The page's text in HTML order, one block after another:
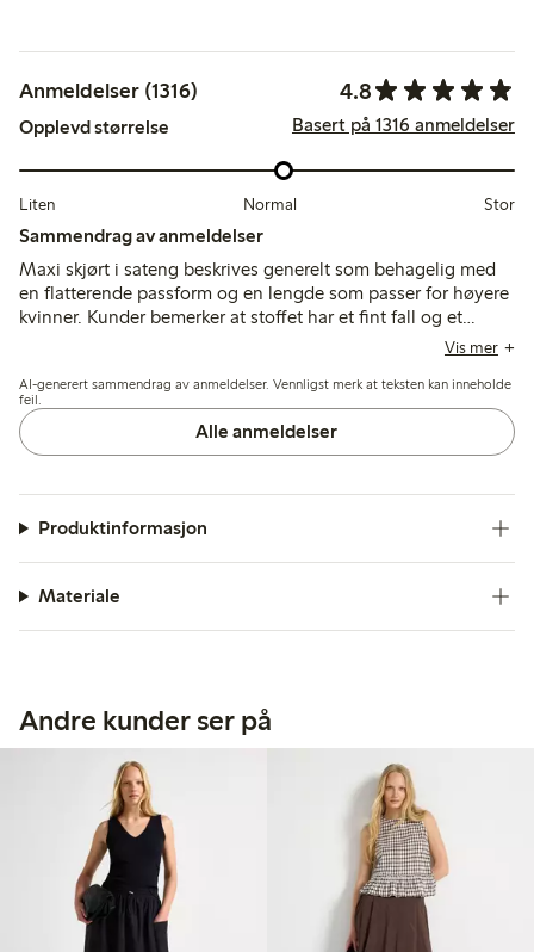
Anmeldelser (1316) 4.8
Opplevd størrelse Basert på 1316 anmeldelser
Liten Normal Stor
Sammendrag av anmeldelser
Maxi skjørt i sateng beskrives generelt som behagelig med
en flatterende passform og en lengde som passer for høyere
kvinner. Kunder bemerker at stoffet har et fint fall og et
elegant utseende, selv om noen synes det er tynt og følsomt
anbefaler å bestille en størrelse mindre.
Vis mer
AI-generert sammendrag av anmeldelser. Vennligst merk at teksten kan inneholde
feil.
Alle anmeldelser
Produktinformasjon
Materiale
Andre kunder ser på